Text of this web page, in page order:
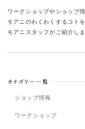
ワークショップやショップ
モアニのわくわくするコトを
モアニスタッフがご紹介しま
ショップ情報
ワークショップ